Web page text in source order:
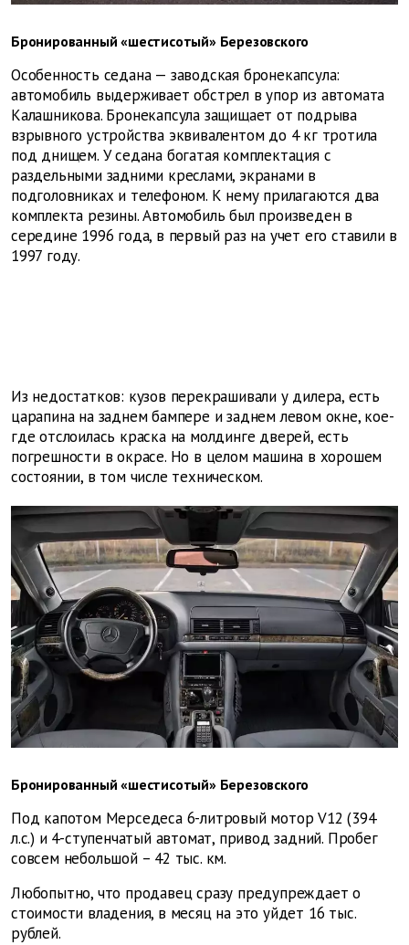
Бронированный «шестисотый» Березовского
Особенность седана — заводская бронекапсула:
автомобиль выдерживает обстрел в упор из автомата
Калашникова. Бронекапсула защищает от подрыва
взрывного устройства эквивалентом до 4 кг тротила
под днищем. У седана богатая комплектация с
раздельными задними креслами, экранами в
подголовниках и телефоном. К нему прилагаются два
комплекта резины. Автомобиль был произведен в
середине 1996 года, в первый раз на учет его ставили в
1997 году.
Из недостатков: кузов перекрашивали у дилера, есть
царапина на заднем бампере и заднем левом окне, кое-
где отслоилась краска на молдинге дверей, есть
погрешности в окрасе. Но в целом машина в хорошем
состоянии, в том числе техническом.
Бронированный «шестисотый» Березовского
Под капотом Мерседеса 6-литровый мотор V12 (394
л.с.) и 4-ступенчатый автомат, привод задний. Пробег
совсем небольшой – 42 тыс. км.
Любопытно, что продавец сразу предупреждает о
стоимости владения, в месяц на это уйдет 16 тыс.
рублей.